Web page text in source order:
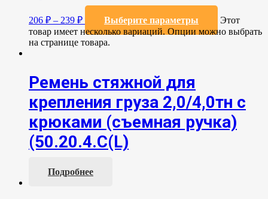
206 ₽ – 239 ₽ Выберите параметры
Этот
товар имеет несколько вариаций. Опции можно выбрать
на странице товара.
Ремень стяжной для
крепления груза 2,0/4,0тн с
крюками (съемная ручка)
(50.20.4.С(L)
Подробнее